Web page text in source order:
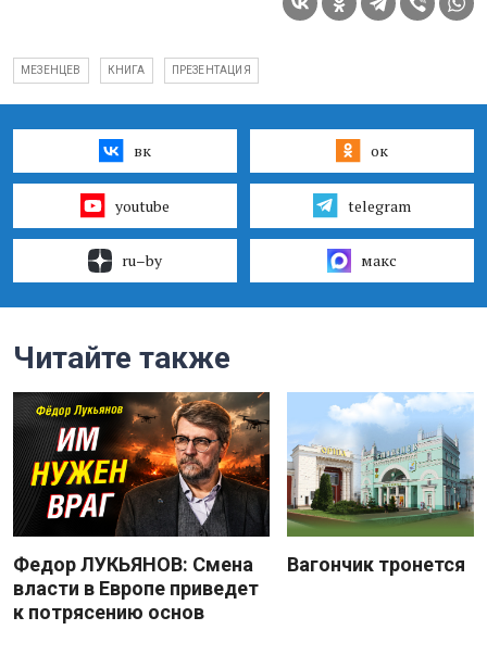
МЕЗЕНЦЕВ КНИГА ПРЕЗЕНТАЦИЯ
вк ок
youtube telegram
ru–by макс
Читайте также
Федор ЛУКЬЯНОВ: Смена
власти в Европе приведет
к потрясению основ
Вагончик тронется